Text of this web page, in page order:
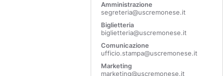
Amministrazione
segreteria@uscremonese.it
Biglietteria
biglietteria@uscremonese.it
Comunicazione
ufficio.stampa@uscremonese.it
Marketing
marketing@uscremonese.it